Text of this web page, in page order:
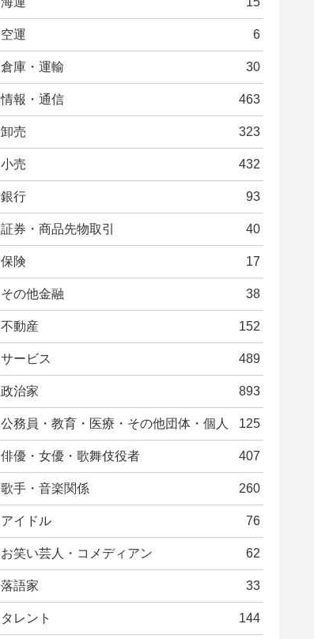
空運 6
倉庫・運輸 30
情報・通信 463
卸売 323
小売 432
銀行 93
証券・商品先物取引 40
保険 17
その他金融 38
不動産 152
サービス 489
政治家 893
公務員・教育・医療・その他団体・個人 125
俳優・女優・歌舞伎役者 407
歌手・音楽関係 260
アイドル 76
お笑い芸人・コメディアン 62
落語家 33
タレント 144